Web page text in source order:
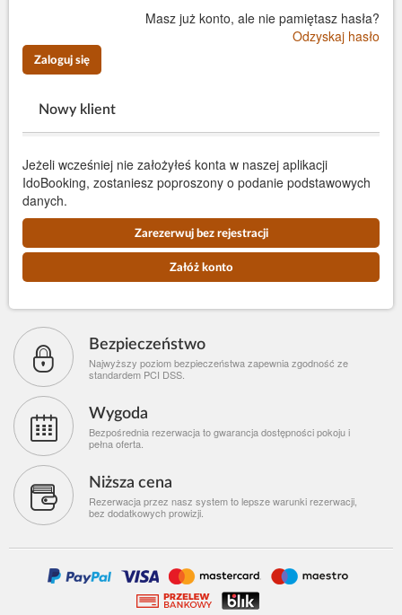
Masz już konto, ale nie pamiętasz hasła?
Odzyskaj hasło
Zaloguj się
Nowy klient
Jeżeli wcześniej nie założyłeś konta w naszej aplikacji
IdoBooking, zostaniesz poproszony o podanie podstawowych
danych.
Zarezerwuj bez rejestracji
Załóż konto
Bezpieczeństwo
Najwyższy poziom bezpieczeństwa zapewnia zgodność ze
standardem PCI DSS.
Wygoda
Bezpośrednia rezerwacja to gwarancja dostępności pokoju i
pełna oferta.
Niższa cena
Rezerwacja przez nasz system to lepsze warunki rezerwacji,
bez dodatkowych prowizji.